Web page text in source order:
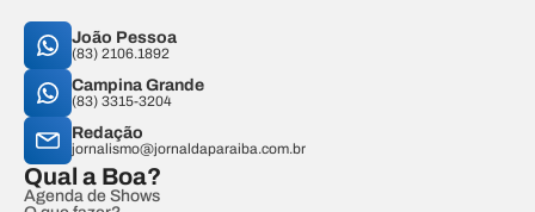
João Pessoa
(83) 2106.1892
Campina Grande
(83) 3315-3204
Redação
jornalismo@jornaldaparaiba.com.br
Qual a Boa?
Agenda de Shows